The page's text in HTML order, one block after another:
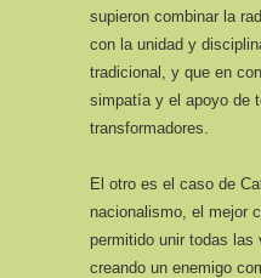
supieron combinar la
con la unidad y
tradicional, y que en
simpatía y el apoyo de
transformadores.
El otro es el caso de
nacionalismo, el mejor
permitido unir todas
creando un enemigo